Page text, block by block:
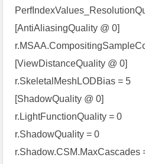
[AntiAliasingQuality @ 0]
[ViewDistanceQuality @ 0]
r.SkeletalMeshLODBias = 5
[ShadowQuality @ 0]
r.LightFunctionQuality = 0
r.ShadowQuality = 0
r.Shadow.CSM.MaxCascades